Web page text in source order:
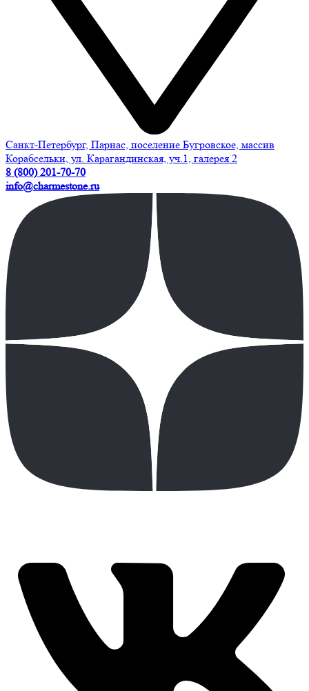
Санкт-Петербург, Парнас, поселение Бугровское, массив
Корабсельки, ул. Карагандинская, уч.1, галерея 2
8 (800) 201-70-70
info@charmestone.ru